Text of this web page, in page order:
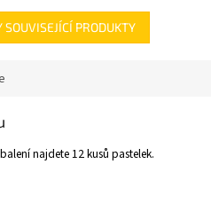
PRODUKTY
najdete 12 kusů pastelek.